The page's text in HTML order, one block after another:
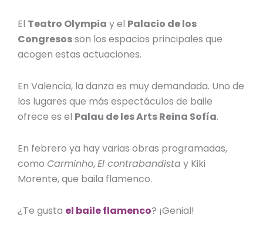
El Teatro Olympia y el Palacio de los
Congresosson los espacios principales que
acogen estas actuaciones.
En Valencia, la danza es muy demandada. Uno de
los lugares que más espectáculos de baile
ofrece es el Palau de les Arts Reina Sofía.
En febrero ya hay varias obras programadas,
comoCarminho,El contrabandistay Kiki
Morente, que baila flamenco.
¿Te gusta el baile flamenco? ¡Genial!